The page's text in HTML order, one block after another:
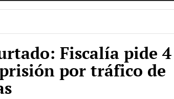
Fiscalía pide
por tráfico de